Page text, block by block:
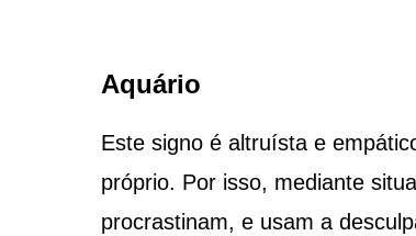
Aquário
Este signo é altruísta e
próprio. Por isso, mediante
procrastinam, e usam a